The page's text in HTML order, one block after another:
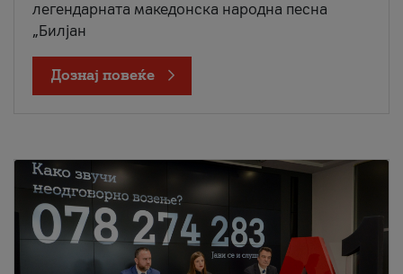
легендарната македонска народна песна
„Билјан
Дознај повеќе